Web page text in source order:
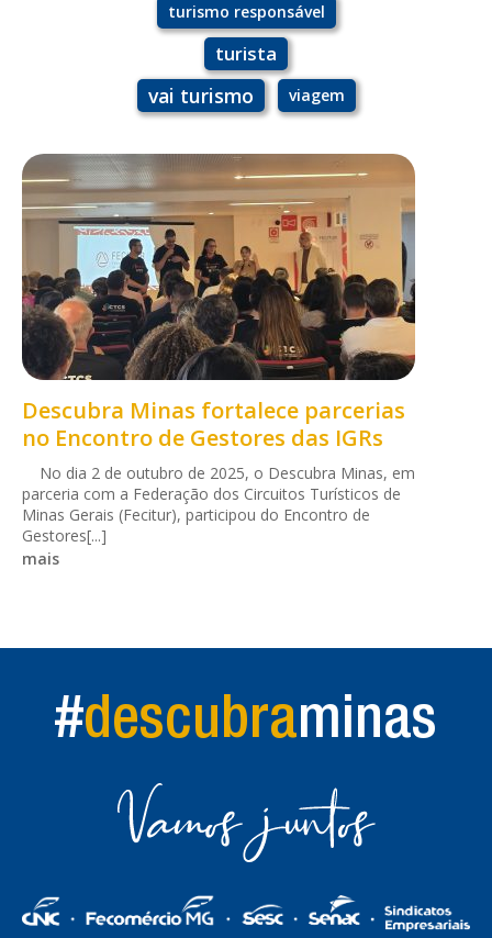
turismo responsável
turista
vai turismo viagem
Descubra Minas fortalece parcerias
no Encontro de Gestores das IGRs
No dia 2 de outubro de 2025, o Descubra Minas, em
parceria com a Federação dos Circuitos Turísticos de
Minas Gerais (Fecitur), participou do Encontro de
Gestores[...]
mais
#descubraminas